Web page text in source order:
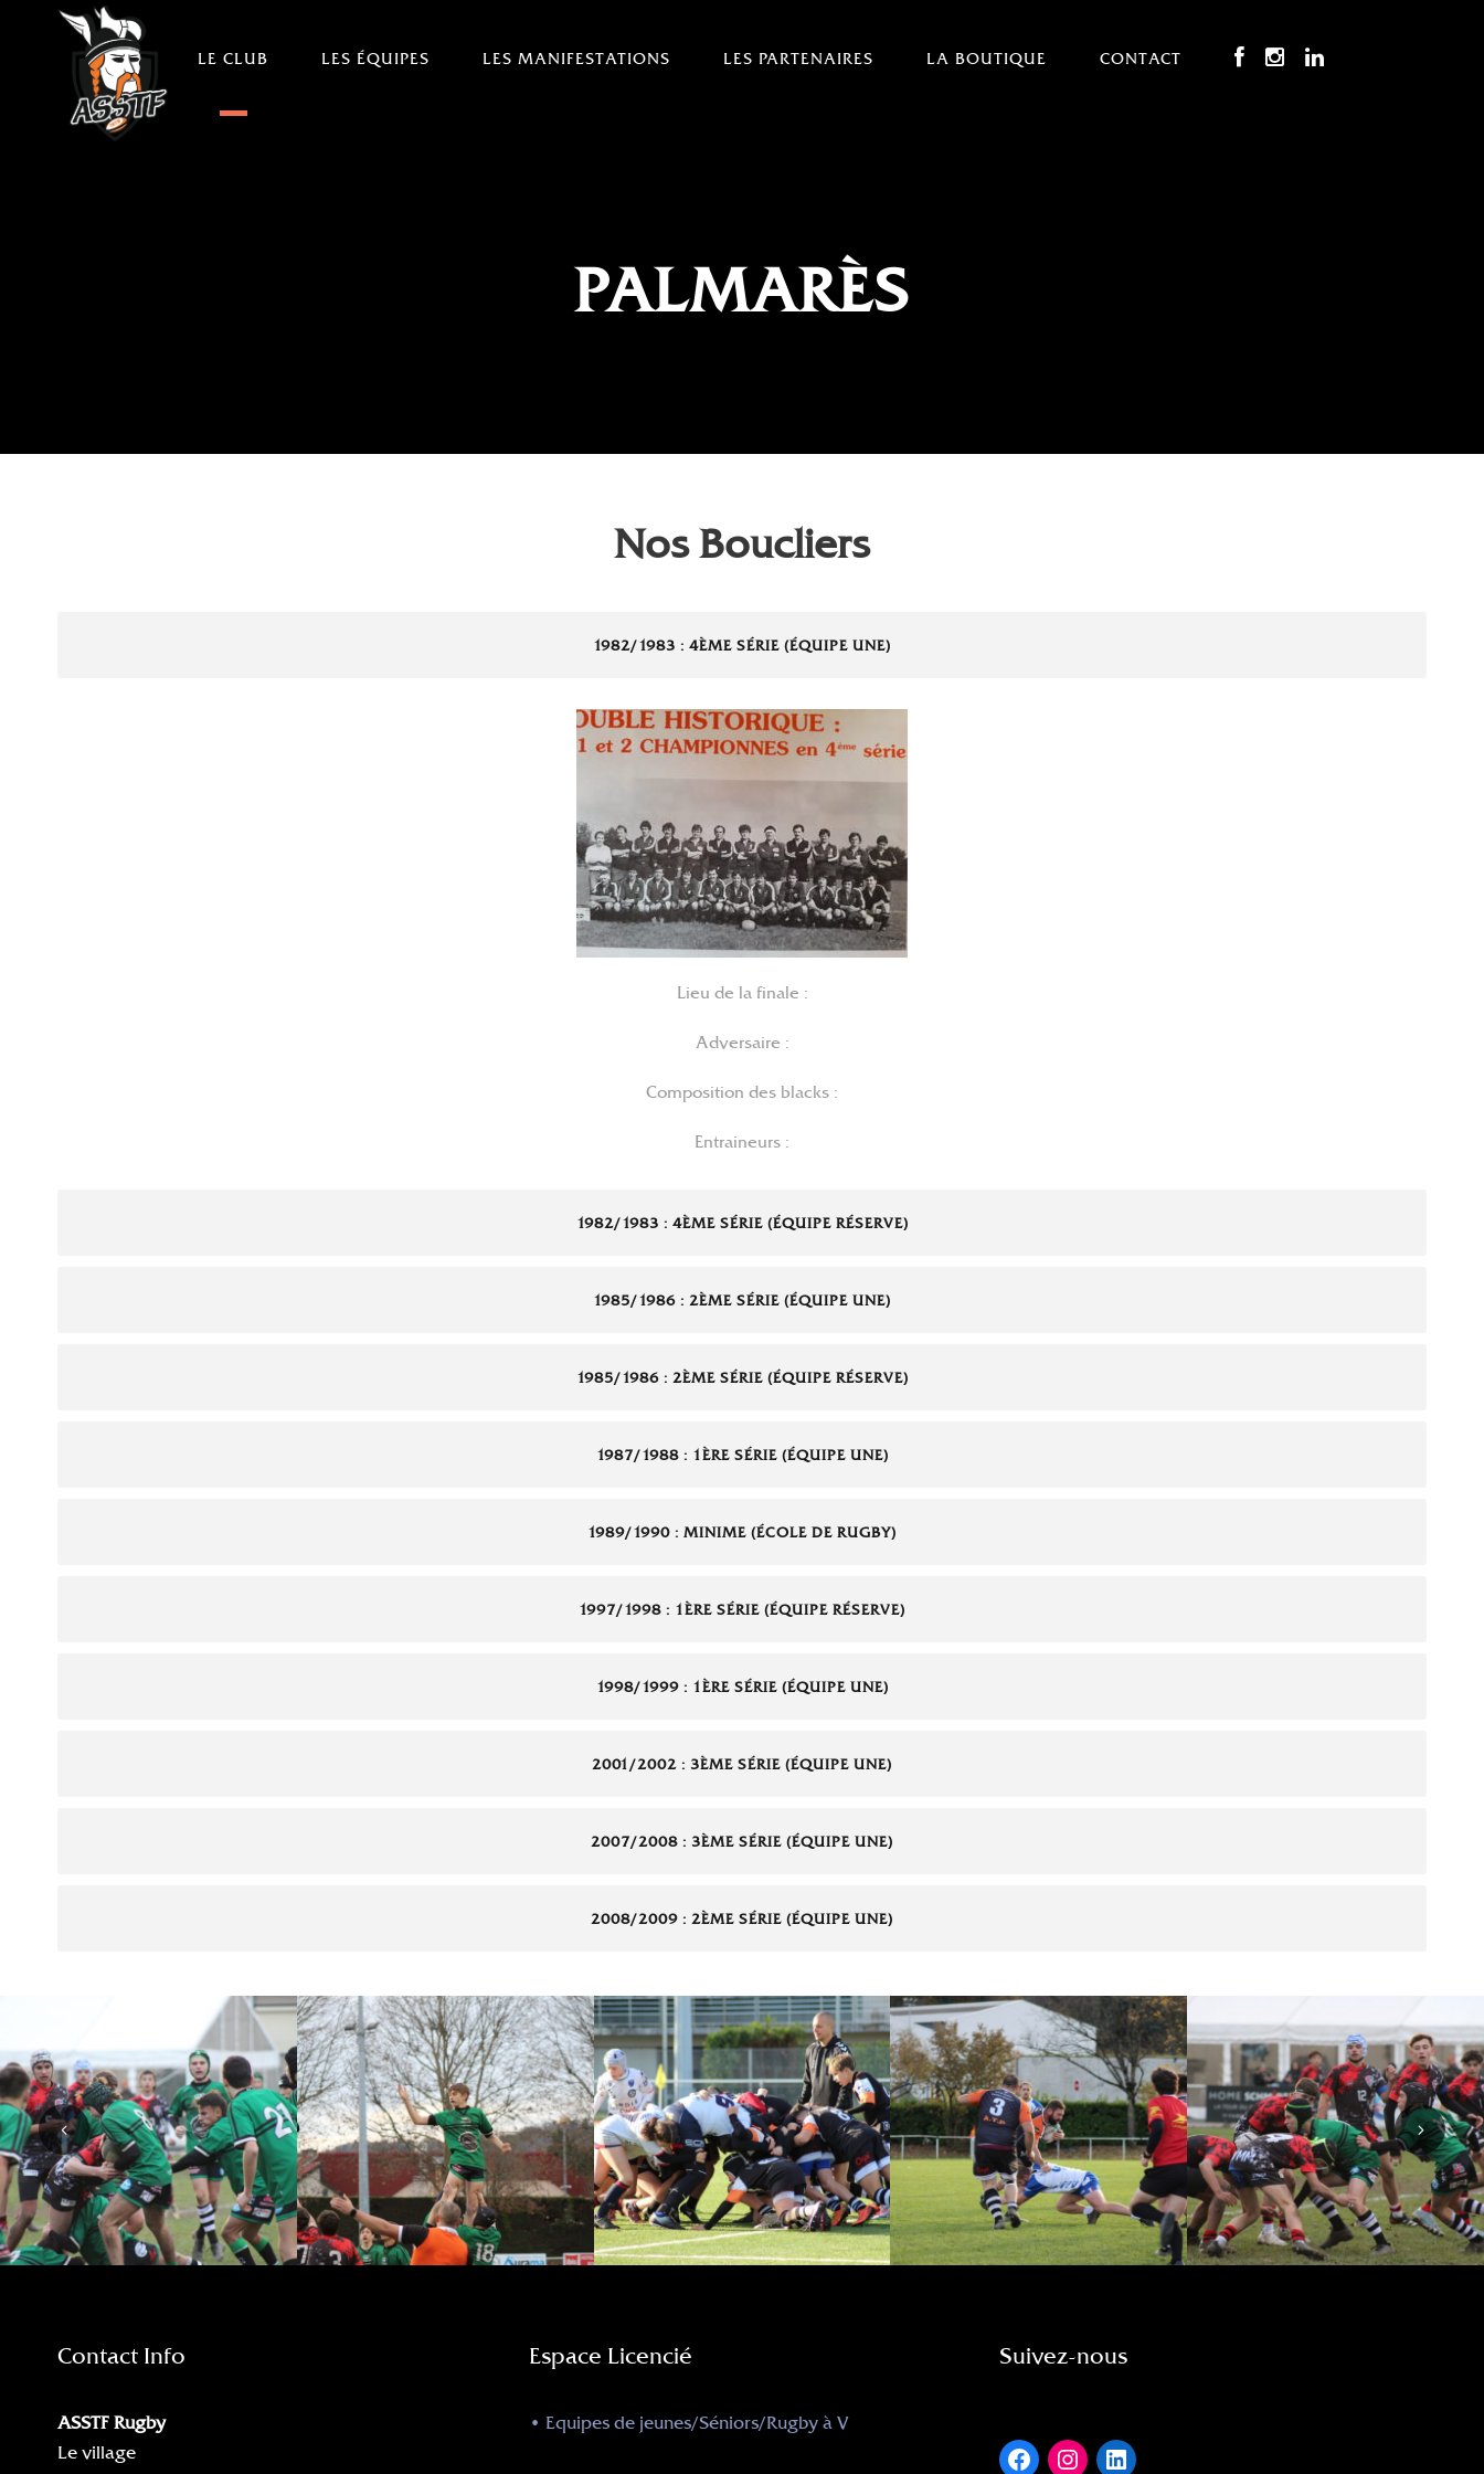
LE CLUB LES ÉQUIPES LES MANIFESTATIONS LES PARTENAIRES LA BOUTIQUE CONTACT
PALMARÈS
Nos Boucliers
1982/1983 : 4ÈME SÉRIE (ÉQUIPE UNE)
Lieu de la finale :
Adversaire :
Composition des blacks :
Entraineurs :
1982/1983 : 4ÈME SÉRIE (ÉQUIPE RÉSERVE)
1985/1986 : 2ÈME SÉRIE (ÉQUIPE UNE)
1985/1986 : 2ÈME SÉRIE (ÉQUIPE RÉSERVE)
1987/1988 : 1ÈRE SÉRIE (ÉQUIPE UNE)
1989/1990 : MINIME (ÉCOLE DE RUGBY)
1997/1998 : 1ÈRE SÉRIE (ÉQUIPE RÉSERVE)
1998/1999 : 1ÈRE SÉRIE (ÉQUIPE UNE)
2001/2002 : 3ÈME SÉRIE (ÉQUIPE UNE)
2007/2008 : 3ÈME SÉRIE (ÉQUIPE UNE)
2008/2009 : 2ÈME SÉRIE (ÉQUIPE UNE)
Contact Info
ASSTF Rugby
Le village
Espace Licencié
• Equipes de jeunes/Séniors/Rugby à V
Suivez-nous